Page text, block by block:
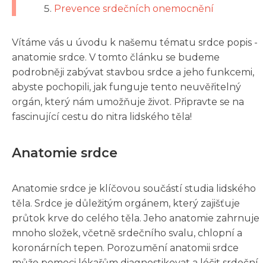
Prevence srdečních onemocnění
Vítáme vás u úvodu k našemu tématu srdce popis -
anatomie srdce. V tomto článku se budeme
podrobněji zabývat stavbou srdce a jeho funkcemi,
abyste pochopili, jak funguje tento neuvěřitelný
orgán, který nám umožňuje život. Připravte se na
fascinující cestu do nitra lidského těla!
Anatomie srdce
Anatomie srdce je klíčovou součástí studia lidského
těla. Srdce je důležitým orgánem, který zajišťuje
průtok krve do celého těla. Jeho anatomie zahrnuje
mnoho složek, včetně srdečního svalu, chlopní a
koronárních tepen. Porozumění anatomii srdce